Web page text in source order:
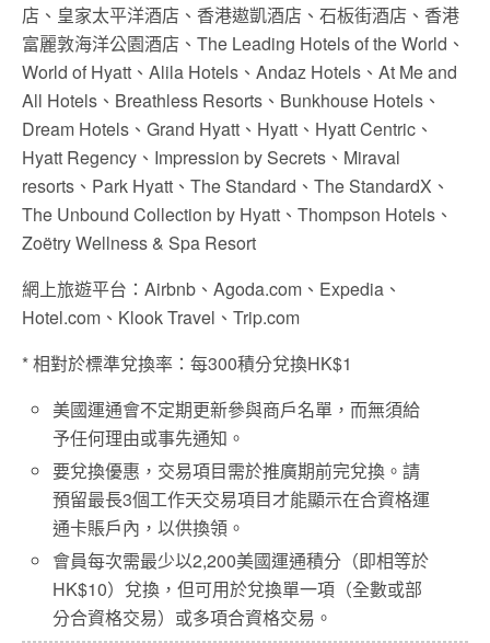
店、皇家太平洋酒店、香港遨凱酒店、石板街酒店、香港
富麗敦海洋公園酒店、The Leading Hotels of the World、
World of Hyatt、Alila Hotels、Andaz Hotels、At Me and
All Hotels、Breathless Resorts、Bunkhouse Hotels、
Dream Hotels、Grand Hyatt、Hyatt、Hyatt Centric、
Hyatt Regency、Impression by Secrets、Miraval
resorts、Park Hyatt、The Standard、The StandardX、
The Unbound Collection by Hyatt、Thompson Hotels、
Zoëtry Wellness & Spa Resort
網上旅遊平台：Airbnb、Agoda.com、Expedia、
Hotel.com、Klook Travel、Trip.com
* 相對於標準兌換率：每300積分兌換HK$1
美國運通會不定期更新參與商戶名單，而無須給
予任何理由或事先通知。
要兌換優惠，交易項目需於推廣期前完兌換。請
預留最長3個工作天交易項目才能顯示在合資格運
通卡賬戶內，以供換領。
會員每次需最少以2,200美國運通積分（即相等於
HK$10）兌換，但可用於兌換單一項（全數或部
分合資格交易）或多項合資格交易。